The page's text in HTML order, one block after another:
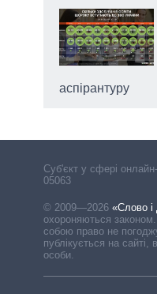
аспірантуру
Cуб'єкт у сфері
05063
© 2009—2026 «Слово і
охороняються
собою право не
публікується на сайті,
особи.